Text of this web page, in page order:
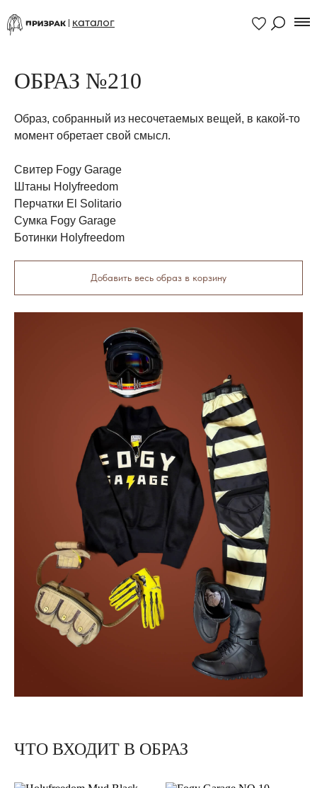
каталог
ОБРАЗ №210
Образ, собранный из несочетаемых вещей, в какой-то
момент обретает свой смысл.
Свитер Fogy Garage
Штаны Holyfreedom
Перчатки El Solitario
Сумка Fogy Garage
Ботинки Holyfreedom
Добавить весь образ в корзину
ЧТО ВХОДИТ В ОБРАЗ
К